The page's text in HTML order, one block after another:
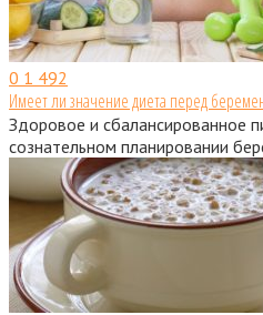
0 1 492
Имеет ли значение диета перед
Здоровое и сбалансированное
сознательном планировании